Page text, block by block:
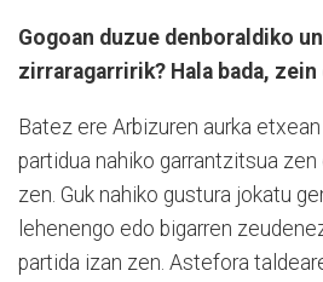
Gogoan duzue denboraldiko
zirraragarririk? Hala bada,
Batez ere Arbizuren aurka
partidua nahiko garrantzitsua
zen. Guk nahiko gustura jokatu
lehenengo edo bigarren
partida izan zen. Astefora